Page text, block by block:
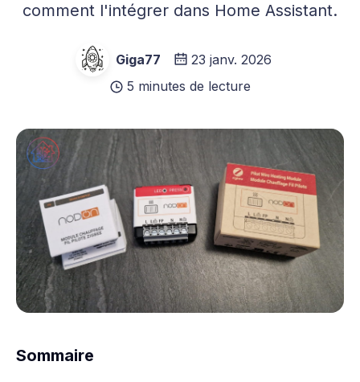
comment l'intégrer dans Home Assistant.
Giga77
23 janv. 2026
5 minutes de lecture
Sommaire